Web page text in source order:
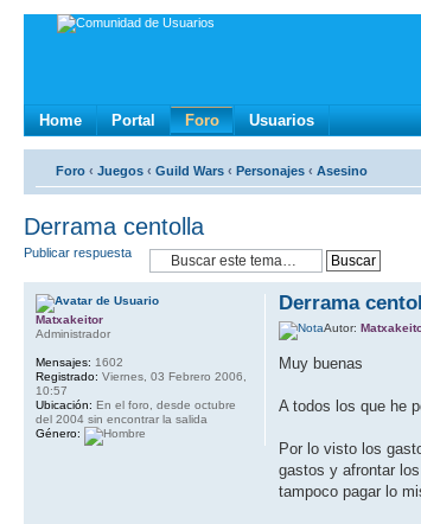
Home Portal Foro Usuarios
Foro ‹ Juegos ‹ Guild Wars ‹ Personajes ‹ Asesino
Derrama centolla
Publicar respuesta
Derrama
Autor:
Muy buenas
A todos los que he
Por lo visto los
gastos y afrontar
tampoco pagar lo
Matxakeitor
Administrador
Mensajes: 1602
Registrado: Viernes, 03 Febrero 2006,
10:57
Ubicación: En el foro, desde octubre
del 2004 sin encontrar la salida
Género: